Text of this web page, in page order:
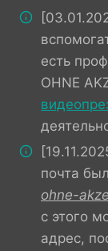
есть
OHNE
почта
ohne-
с этого
адрес,